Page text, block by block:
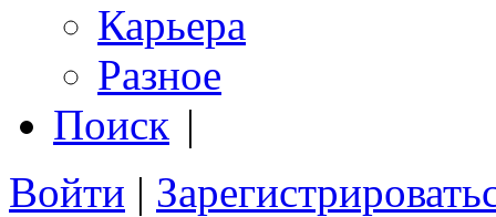
Карьера
Разное
Поиск |
Войти |